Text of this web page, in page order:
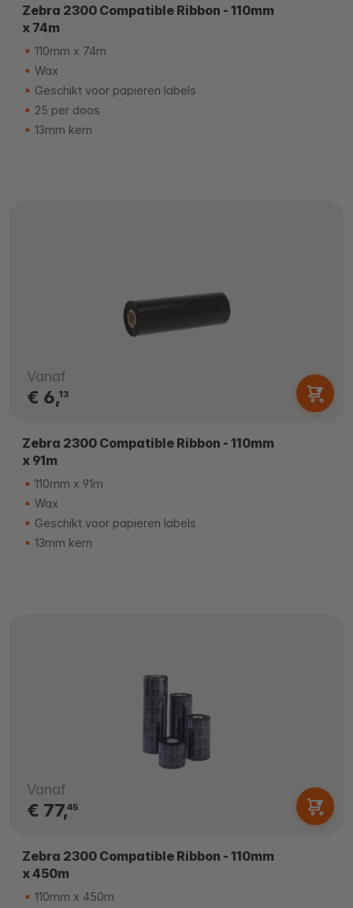
Zebra 2300 Compatible Ribbon - 110mm
x 74m
110mm x 74m
Wax
Geschikt voor papieren labels
25 per doos
13mm kern
Vanaf
€ 6,13
Zebra 2300 Compatible Ribbon - 110mm
x 91m
110mm x 91m
Wax
Geschikt voor papieren labels
13mm kern
Vanaf
€ 77,45
Zebra 2300 Compatible Ribbon - 110mm
x 450m
110mm x 450m